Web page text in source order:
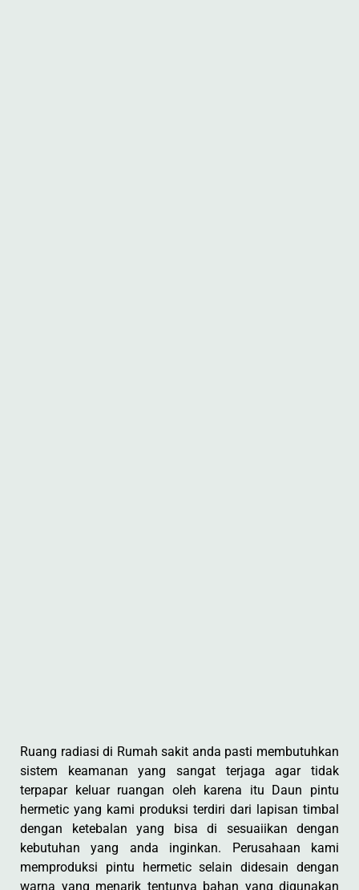
Ruang radiasi di Rumah sakit anda pasti membutuhkan
sistem keamanan yang sangat terjaga agar tidak
terpapar keluar ruangan oleh karena itu Daun pintu
hermetic yang kami produksi terdiri dari lapisan timbal
dengan ketebalan yang bisa di sesuaiikan dengan
kebutuhan yang anda inginkan. Perusahaan kami
memproduksi pintu hermetic selain didesain dengan
warna yang menarik tentunya bahan yang digunakan